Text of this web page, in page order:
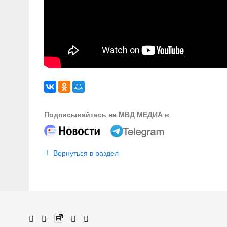
Подписывайтесь на МВД МЕДИА в
Вернуться в раздел